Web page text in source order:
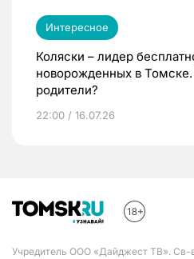
Интересное
Коляски – лидер
новорожденных в
родители?
22:00 / 16.07.26
Учредитель ООО «Дайджест ТВ».